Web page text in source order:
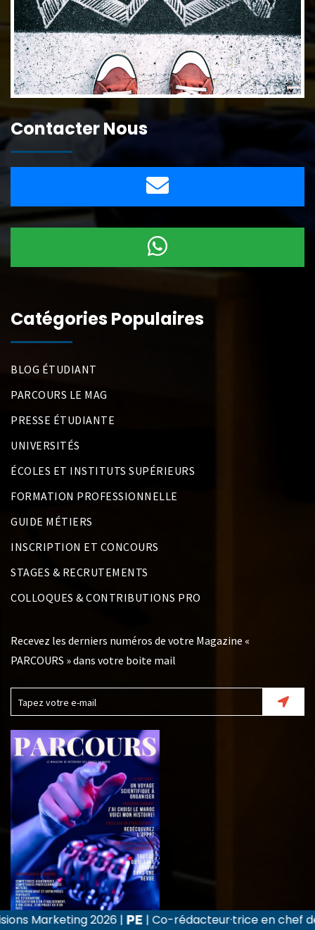
| | Co-rédacteur·trice en chef de la revue
Contacter Nous
Catégories Populaires
BLOG ÉTUDIANT
PARCOURS LE MAG
PRESSE ÉTUDIANTE
UNIVERSITÉS
ÉCOLES ET INSTITUTS SUPÉRIEURS
FORMATION PROFESSIONNELLE
GUIDE MÉTIERS
INSCRIPTION ET CONCOURS
STAGES & RECRUTEMENTS
COLLOQUES & CONTRIBUTIONS PRO
Recevez les derniers numéros de votre Magazine «
PARCOURS » dans votre boite mail